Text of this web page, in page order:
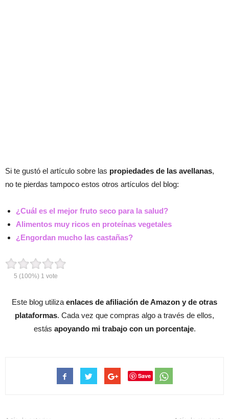
Si te gustó el artículo sobre las propiedades de las avellanas,
no te pierdas tampoco estos otros artículos del blog:
¿Cuál es el mejor fruto seco para la salud?
Alimentos muy ricos en proteínas vegetales
¿Engordan mucho las castañas?
5 (100%) 1 vote
Este blog utiliza enlaces de afiliación de Amazon y de otras
plataformas. Cada vez que compras algo a través de ellos,
estás apoyando mi trabajo con un porcentaje.
Save